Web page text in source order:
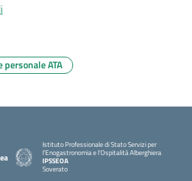
personale ATA
Istituto Professionale di Stato Servizi per
l'Enogastronomia e l'Ospitalità Alberghiera
IPSSEOA
Soverato